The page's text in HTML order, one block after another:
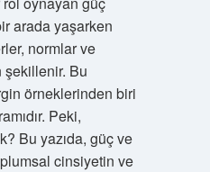
arada yaşarken
normlar ve
Bu
örneklerinden biri
Peki,
Bu yazıda, güç ve
cinsiyetin ve